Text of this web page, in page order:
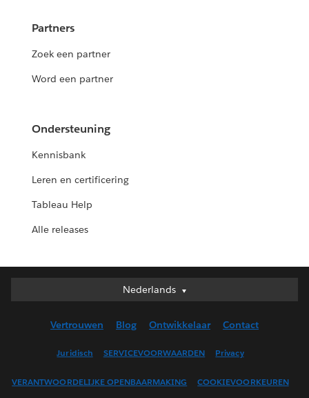
Partners
Zoek een partner
Word een partner
Ondersteuning
Kennisbank
Leren en certificering
Tableau Help
Alle releases
Nederlands
Nederlands
English (UK)
Français (Canada)
Vertrouwen Blog Ontwikkelaar Contact
Juridisch SERVICEVOORWAARDEN Privacy
VERANTWOORDELIJKE OPENBAARMAKING COOKIEVOORKEUREN